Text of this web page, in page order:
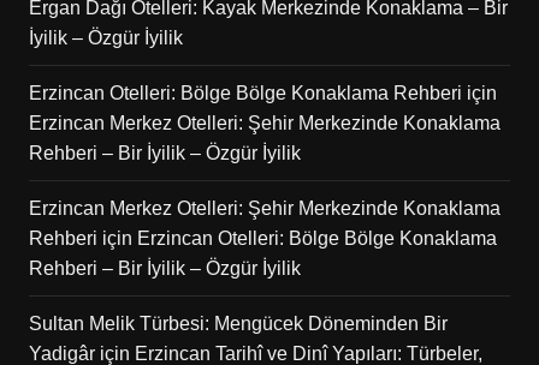
Ergan Dağı Otelleri: Kayak Merkezinde Konaklama – Bir
İyilik – Özgür İyilik
Erzincan Otelleri: Bölge Bölge Konaklama Rehberi için
Erzincan Merkez Otelleri: Şehir Merkezinde Konaklama
Rehberi – Bir İyilik – Özgür İyilik
Erzincan Merkez Otelleri: Şehir Merkezinde Konaklama
Rehberi için Erzincan Otelleri: Bölge Bölge Konaklama
Rehberi – Bir İyilik – Özgür İyilik
Sultan Melik Türbesi: Mengücek Döneminden Bir
Yadigâriçin Erzincan Tarihî ve Dinî Yapıları: Türbeler,